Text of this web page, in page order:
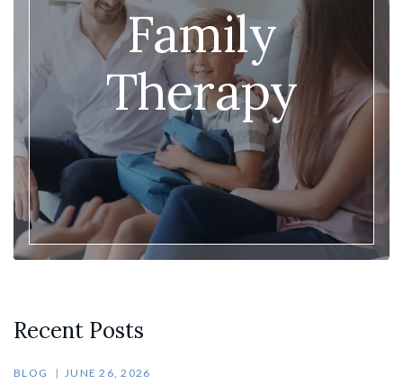
Family
Therapy
Recent Posts
BLOG JUNE 26, 2026